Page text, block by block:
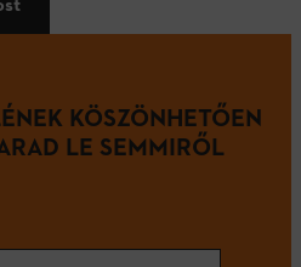
KÖSZÖNHETŐEN
LE SEMMIRŐL